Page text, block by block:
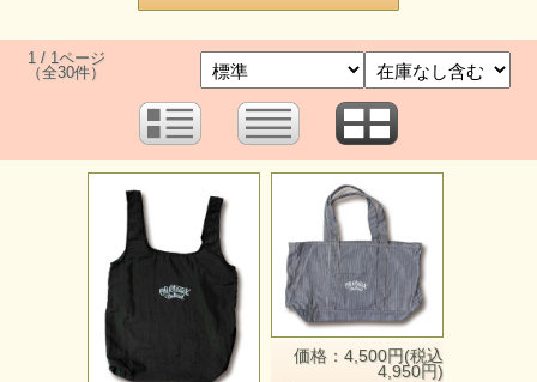
1 / 1ページ
（全30件）
価格：4,500円(税込
4,950円)